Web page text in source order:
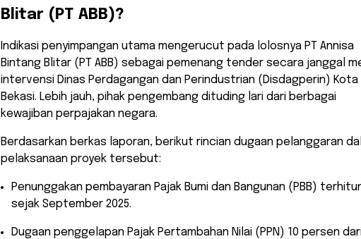
Blitar (PT ABB)?
​Indikasi penyimpangan utama mengerucut pada lolosnya PT Annisa
Bintang Blitar (PT ABB) sebagai pemenang tender secara janggal
intervensi Dinas Perdagangan dan Perindustrian (Disdagperin) Kota
Bekasi. Lebih jauh, pihak pengembang dituding lari dari berbagai
kewajiban perpajakan negara.
​Berdasarkan berkas laporan, berikut rincian dugaan pelanggaran
pelaksanaan proyek tersebut:
​Penunggakan pembayaran Pajak Bumi dan Bangunan (PBB)
sejak September 2025.
​Dugaan penggelapan Pajak Pertambahan Nilai (PPN) 10 persen